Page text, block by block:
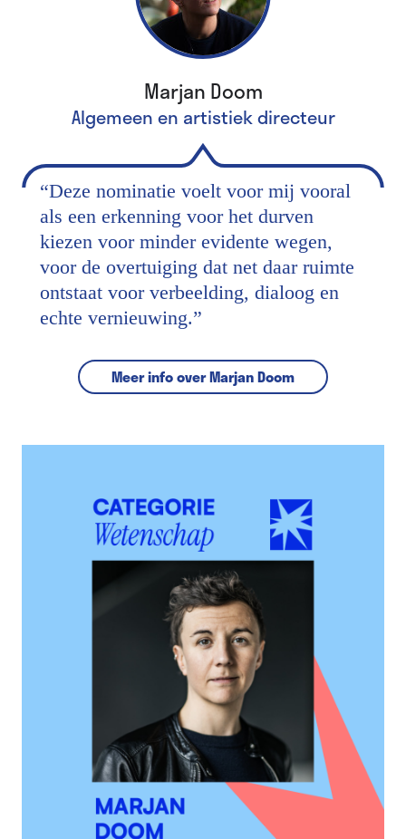
Marjan Doom
Algemeen en artistiek directeur
“Deze nominatie voelt voor mij vooral
als een erkenning voor het durven
kiezen voor minder evidente wegen,
voor de overtuiging dat net daar ruimte
ontstaat voor verbeelding, dialoog en
echte vernieuwing.”
Meer info over Marjan Doom